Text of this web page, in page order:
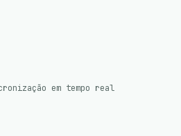
em tempo real